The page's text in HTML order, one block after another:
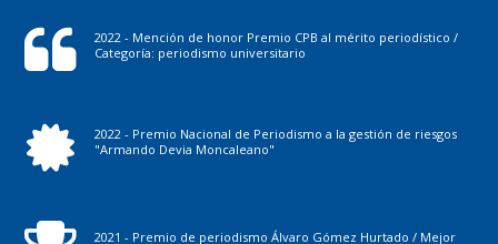
2022 - Mención de honor Premio CPB al mérito periodístico /
Categoría: periodismo universitario
2022 - Premio Nacional de Periodismo a la gestión de riesgos
"Armando Devia Moncaleano"
2021 - Premio de periodismo Álvaro Gómez Hurtado / Mejor